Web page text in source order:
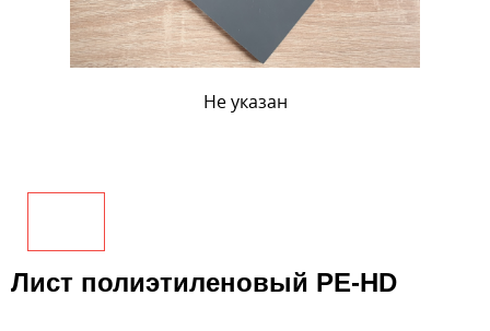
Не указан
Лист полиэтиленовый PE-HD